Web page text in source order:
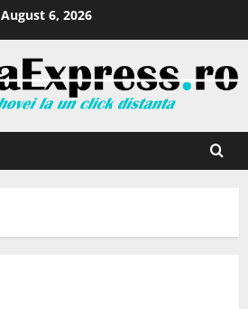
August 6, 2026